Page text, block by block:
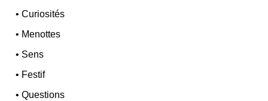
•Curiosités
• Menottes
• Sens
• Festif
•Questions